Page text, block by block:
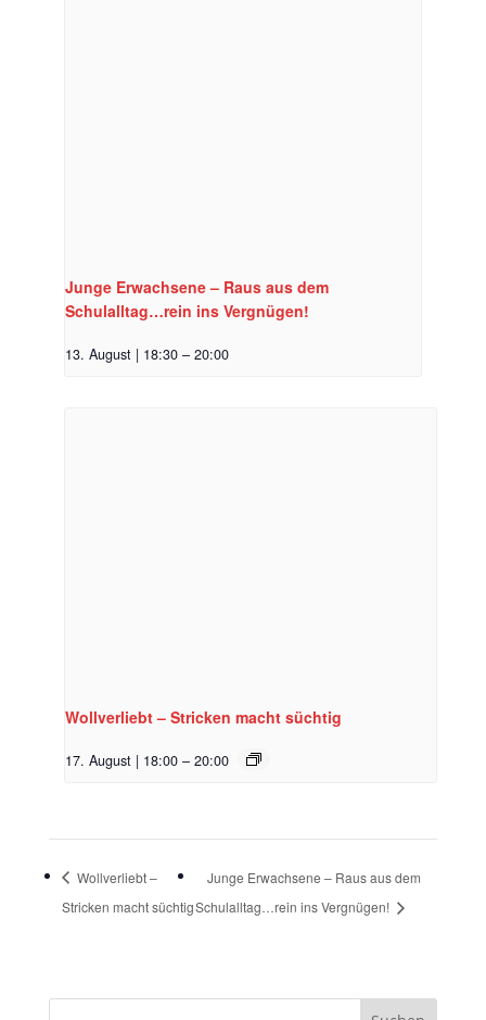
Junge Erwachsene – Raus aus dem
Schulalltag…rein ins Vergnügen!
13. August | 18:30 – 20:00
Wollverliebt – Stricken macht süchtig
17. August | 18:00 – 20:00
Wollverliebt –
Stricken macht süchtig
Junge Erwachsene – Raus aus dem
Schulalltag…rein ins Vergnügen!